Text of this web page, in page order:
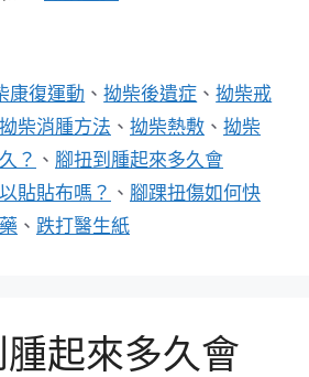
康復運動 、拗柴後遺症 、拗柴戒
拗柴消腫方法 、 拗柴熱敷 、 拗柴
？ 、 腳扭到腫起來多久會
貼貼布嗎？ 、 腳踝扭傷如何快
、 跌打醫生紙
起來多久會